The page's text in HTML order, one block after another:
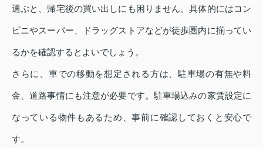
選ぶと、帰宅後の買い出しにも困りません。具体的にはコン
ビニやスーパー、ドラッグストアなどが徒歩圏内に揃ってい
るかを確認するとよいでしょう。
さらに、車での移動を想定される方は、駐車場の有無や料
金、道路事情にも注意が必要です。駐車場込みの家賃設定に
なっている物件もあるため、事前に確認しておくと安心で
す。